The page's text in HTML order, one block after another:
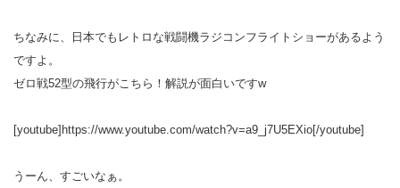
ちなみに、日本でもレトロな戦闘機ラジコンフライトショーがあるよう
ですよ。
ゼロ戦52型の飛行がこちら！解説が面白いですw
[youtube]https://www.youtube.com/watch?v=a9_j7U5EXio[/youtube]
うーん、すごいなぁ。